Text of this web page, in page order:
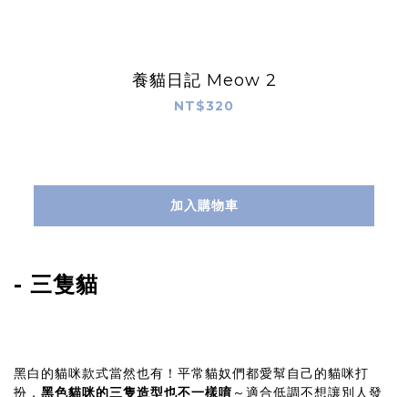
養貓日記 Meow 2
NT$320
加入購物車
- 三隻貓
黑白的貓咪款式當然也有！平常貓奴們都愛幫自己的貓咪打
扮， 黑色貓咪的三隻造型也不一樣唷 ～適合低調不想讓別人發